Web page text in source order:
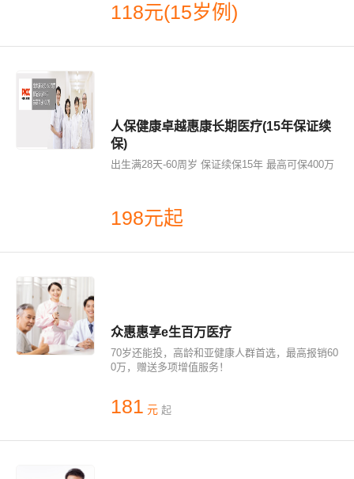
118元(15岁例)
人保健康卓越惠康长期医疗(15年保证续
保)
出生满28天-60周岁 保证续保15年 最高可保400万
198元起
众惠惠享e生百万医疗
70岁还能投，高龄和亚健康人群首选，最高报销60
0万，赠送多项增值服务！
181 元 起